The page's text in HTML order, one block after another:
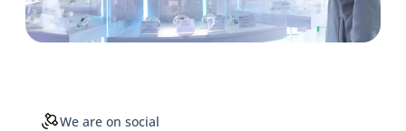
We are on social